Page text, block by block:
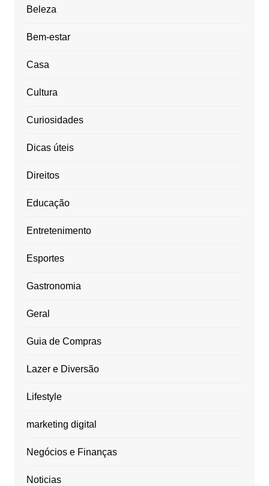
Beleza
Bem-estar
Casa
Cultura
Curiosidades
Dicas úteis
Direitos
Educação
Entretenimento
Esportes
Gastronomia
Geral
Guia de Compras
Lazer e Diversão
Lifestyle
marketing digital
Negócios e Finanças
Noticias